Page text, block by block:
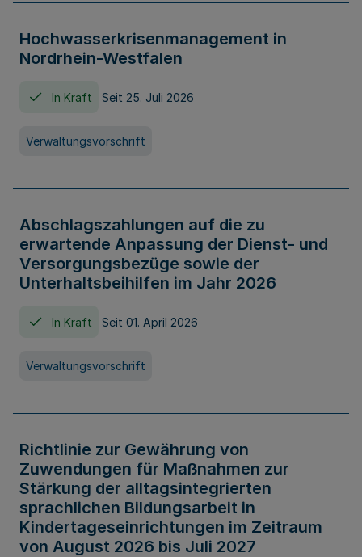
Hochwasserkrisenmanagement in
Nordrhein-Westfalen
In Kraft Seit 25. Juli 2026
Verwaltungsvorschrift
Abschlagszahlungen auf die zu
erwartende Anpassung der Dienst- und
Versorgungsbezüge sowie der
Unterhaltsbeihilfen im Jahr 2026
In Kraft Seit 01. April 2026
Verwaltungsvorschrift
Richtlinie zur Gewährung von
Zuwendungen für Maßnahmen zur
Stärkung der alltagsintegrierten
sprachlichen Bildungsarbeit in
Kindertageseinrichtungen im Zeitraum
von August 2026 bis Juli 2027